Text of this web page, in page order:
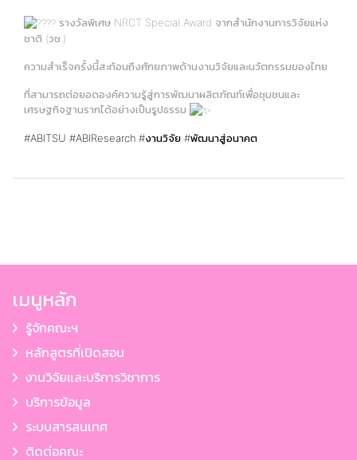
รางวัลพิเศษ NRCT Special Award จากสำนักงานการวิจัยแห่ง
ชาติ (วช.)
ความสำเร็จครั้งนี้สะท้อนถึงศักยภาพด้านงานวิจัยและนวัตกรรมของไทย
ที่สามารถต่อยอดองค์ความรู้สู่การพัฒนาผลิตภัณฑ์เพื่อชุมชนและ
เศรษฐกิจฐานรากได้อย่างเป็นรูปธรรม
#ABITSU #ABIResearch #งานวิจัย #พัฒนาสู่อนาคต
เมนูหลัก
รู้จักคณะฯ
หลักสูตรที่เปิดสอน
งานวิจัยและบริการวิชาการ
บริการข้อมูล
ระบบสารสนเทศ
ติดต่อคณะ